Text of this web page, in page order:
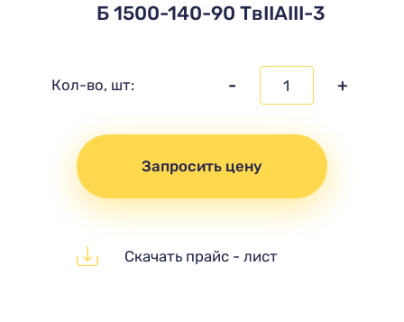
Б 1500-140-90 ТвIIАIII-3
Кол-во, шт: - +
Запросить цену
Скачать прайс - лист